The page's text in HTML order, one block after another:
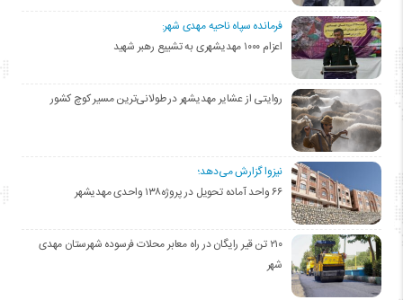
فرمانده سپاه ناحیه مهدی شهر:
اعزام ۱۰۰۰ مهدیشهری به تشییع رهبر شهید
روایتی از عشایر مهدیشهر در طولانی‌ترین مسیر کوچ کشور
نیزوا گزارش می‌دهد؛
۶۶ واحد آماده تحویل در پروژه۱۳۸ واحدی مهدیشهر
۲۱۰ تن قیر رایگان در راه معابر محلات فرسوده شهرستان مهدی
شهر